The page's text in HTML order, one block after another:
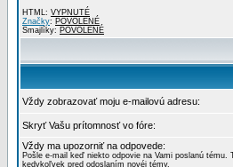
HTML: VYPNUTÉ
Značky: POVOLENÉ
Smajlíky: POVOLENÉ
Vždy zobrazovať moju e-mailovú adresu:
Skryť Vašu prítomnosť vo fóre:
Vždy ma upozorniť na odpovede:
Pošle e-mail keď niekto odpovie na Vami poslanú tému.
kedykoľvek pred odoslaním novéj témy.